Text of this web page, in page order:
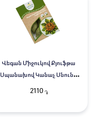
Վեգան Միջուկով Քյուֆթա
Սպանախով Կանաչ Սնունդ
350գ
2110֏